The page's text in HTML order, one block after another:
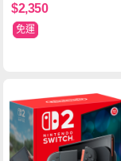
$2,350
免運